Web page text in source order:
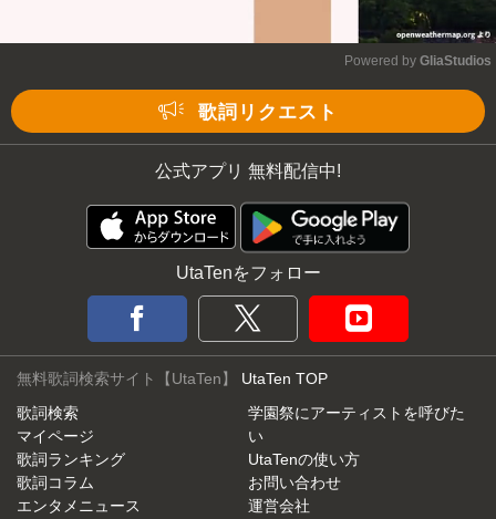
Powered by GliaStudios
歌詞リクエスト
公式アプリ 無料配信中!
UtaTenをフォロー
無料歌詞検索サイト【UtaTen】 UtaTen TOP
歌詞検索
マイページ
歌詞ランキング
歌詞コラム
エンタメニュース
学園祭にアーティストを呼びた
い
UtaTenの使い方
お問い合わせ
運営会社